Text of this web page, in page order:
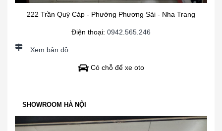
222 Trần Quý Cáp - Phường Phương Sài - Nha Trang
Điện thoại: 0942.565.246
Xem bản đồ
Có chỗ để xe oto
SHOWROOM HÀ NỘI